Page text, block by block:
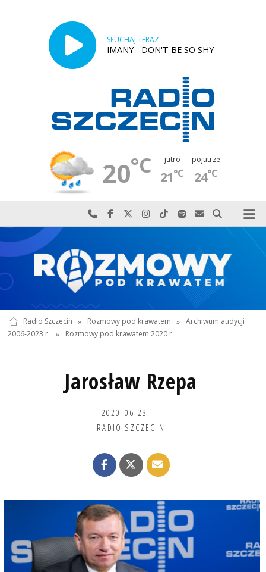
SŁUCHAJ TERAZ
IMANY - DON'T BE SO SHY
20°C jutro
21°C
pojutrze
24°C
Najlepiej po prostu do nas zadzwoń
Odwiedź nas na Facebook-u
Odwiedź nas na X
Odwiedź nas na Instagram-ie
Odwiedź nas na TikTok-u
Szukaj nas na Spotify
Wyślij do nas
Szukaj
Radio Szczecin » Rozmowy pod krawatem » Archiwum audycji
2006-2023 r.
» Rozmowy pod krawatem 2020 r.
Jarosław Rzepa
2020-06-23
RADIO SZCZECIN